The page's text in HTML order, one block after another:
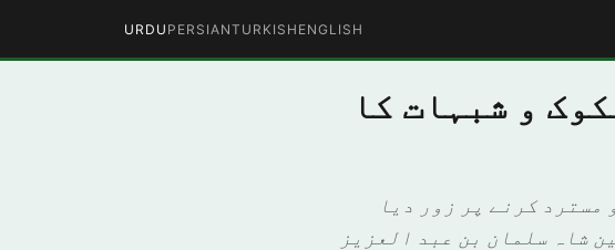
ENGLISH
TURKISH
PERSIAN
URDU
و شبہات کا
مسترد کرنے پر زور دیا
شاہ سلمان بن عبد العزیز